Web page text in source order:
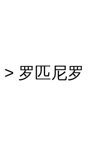
> 罗匹尼罗